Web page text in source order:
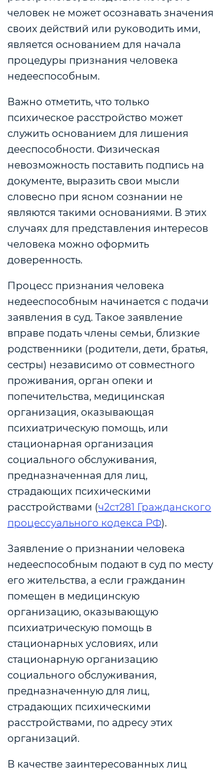
человек не может осознавать значения
своих действий или руководить ими,
является основанием для начала
процедуры признания человека
недееспособным.
Важно отметить, что только
психическое расстройство может
служить основанием для лишения
дееспособности. Физическая
невозможность поставить подпись на
документе, выразить свои мысли
словесно при ясном сознании не
являются такими основаниями. В этих
случаях для представления интересов
человека можно оформить
доверенность.
Процесс признания человека
недееспособным начинается с подачи
заявления в суд. Такое заявление
вправе подать члены семьи, близкие
родственники (родители, дети, братья,
сестры) независимо от совместного
проживания, орган опеки и
попечительства, медицинская
организация, оказывающая
психиатрическую помощь, или
стационарная организация
социального обслуживания,
предназначенная для лиц,
страдающих психическими
расстройствами (ч2ст281 Гражданского
процессуального кодекса РФ).
Заявление о признании человека
недееспособным подают в суд по месту
его жительства, а если гражданин
помещен в медицинскую
организацию, оказывающую
психиатрическую помощь в
стационарных условиях, или
стационарную организацию
социального обслуживания,
предназначенную для лиц,
страдающих психическими
расстройствами, по адресу этих
организаций.
В качестве заинтересованных лиц